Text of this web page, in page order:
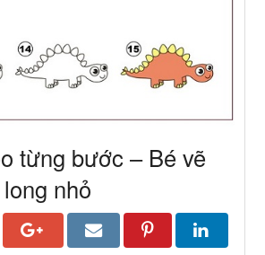
từng bước – Bé vẽ
nhỏ